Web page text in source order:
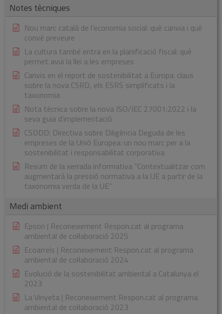
Notes tècniques
Nou marc català de l’economia social: què canvia i què
convé preveure
La cultura també entra en la planificació fiscal: què
permet avui la llei a les empreses
Canvis en el report de sostenibilitat a Europa: claus
sobre la nova CSRD, els ESRS simplificats i la
taxonomia
Nota tècnica sobre la nova ISO/IEC 27001:2022 i la
seva guia d’implementació
CSDDD: Directiva sobre Diligència Deguda de les
empreses de la Unió Europea: un nou marc per a la
sostenibilitat i responsabilitat corporativa
Resum de la xerrada informativa “Contextualitzar com
augmentarà la pressió normativa a la UE a partir de la
taxonomia verda de la UE”
Medi ambient
Epson | Reconeixement Respon.cat al programa
ambiental de col·laboració 2025
Ecoarrels | Reconeixement Respon.cat al programa
ambiental de col·laboració 2024
Evolució de la sostenibilitat ambiental a Catalunya el
2023
La Vinyeta | Reconeixement Respon.cat al programa
ambiental de col·laboració 2023